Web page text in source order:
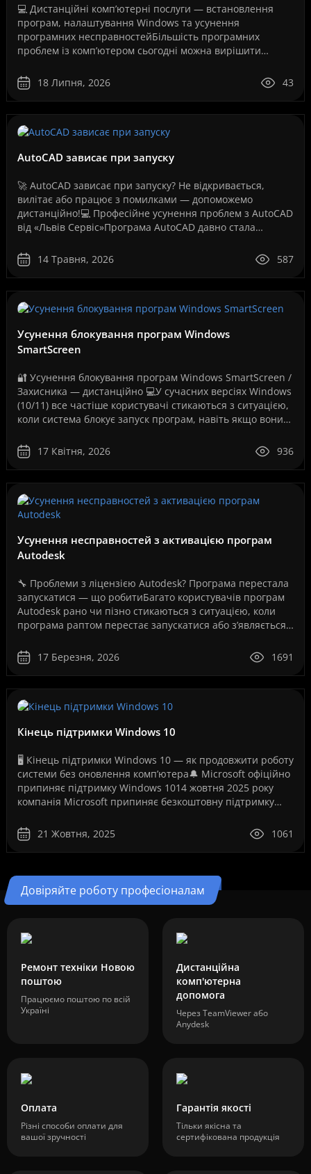
💻 Дистанційні комп’ютерні послуги — встановлення
програм, налаштування Windows та усунення
програмних несправностейБільшість програмних
проблем із комп’ютером сьогодні можна вирішити
центру та без оч..
18 Липня, 2026 43
AutoCAD зависає при запуску
🚀 AutoCAD зависає при запуску? Не відкривається,
вилітає або працює з помилками — допоможемо
дистанційно!💻 Професійне усунення проблем з AutoCAD
від «Львів Сервіс»Програма AutoCAD давно стала
проект..14 Травня, 2026 587
Усунення блокування програм Windows
SmartScreen
🔐 Усунення блокування програм Windows SmartScreen /
Захисника — дистанційно 💻У сучасних версіях Windows
(10/11) все частіше користувачі стикаються з ситуацією,
коли система блокує запуск програм, навіть якщо вони
17 Квітня, 2026
936
Усунення несправностей з активацією програм
Autodesk
🔧 Проблеми з ліцензією Autodesk? Програма перестала
запускатися — що робитиБагато користувачів програм
Autodesk рано чи пізно стикаються з ситуацією, коли
програма раптом перестає запускатися або з’являється
17 Березня, 2026
1691
Кінець підтримки Windows 10
🖥️ Кінець підтримки Windows 10 — як продовжити роботу
системи без оновлення комп’ютера🔔 Microsoft офіційно
припиняє підтримку Windows 1014 жовтня 2025 року
компанія Microsoft припиняє безкоштовну підтримку
21 Жовтня, 2025
1061
Довіряйте роботу професіоналам
Ремонт техніки Новою
поштою
Працюємо поштою по всій
Україні
Дистанційна
комп'ютерна
допомога
Через TeamViewer або
Anydesk
Оплата
Різні способи оплати для
вашої зручності
Гарантія якості
Тільки якісна та
сертифікована продукція